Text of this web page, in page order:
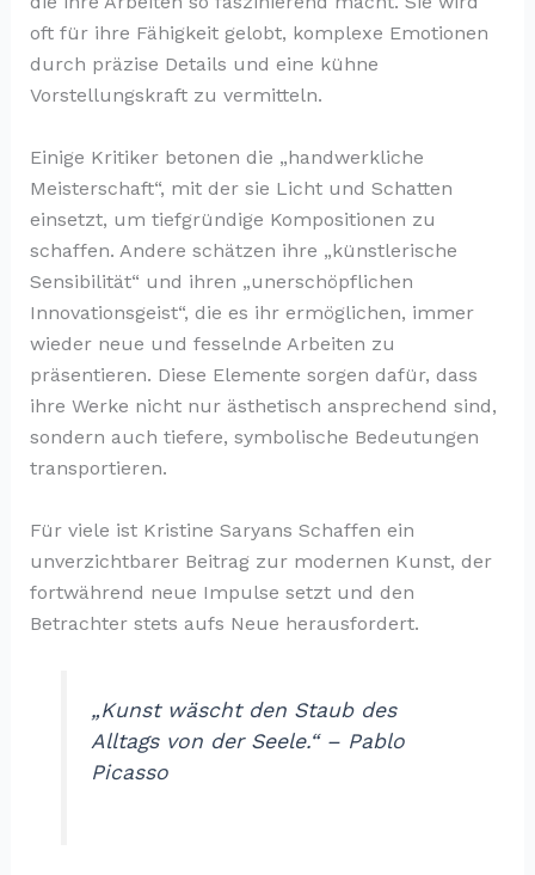
oft für ihre Fähigkeit gelobt, komplexe Emotionen
durch präzise Details und eine kühne
Vorstellungskraft zu vermitteln.
Einige Kritiker betonen die „handwerkliche
Meisterschaft“, mit der sie Licht und Schatten
einsetzt, um tiefgründige Kompositionen zu
schaffen. Andere schätzen ihre „künstlerische
Sensibilität“ und ihren „unerschöpflichen
Innovationsgeist“, die es ihr ermöglichen, immer
wieder neue und fesselnde Arbeiten zu
präsentieren. Diese Elemente sorgen dafür, dass
ihre Werke nicht nur ästhetisch ansprechend sind,
sondern auch tiefere, symbolische Bedeutungen
transportieren.
Für viele ist Kristine Saryans Schaffen ein
unverzichtbarer Beitrag zur modernen Kunst, der
fortwährend neue Impulse setzt und den
Betrachter stets aufs Neue herausfordert.
„Kunst wäscht den Staub des
Alltags von der Seele.“ – Pablo
Picasso